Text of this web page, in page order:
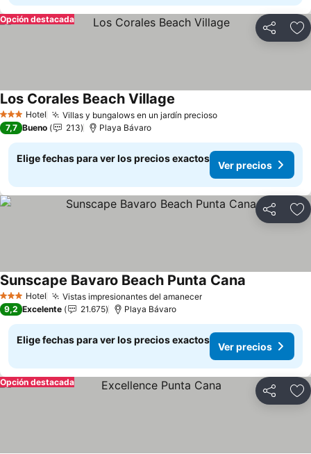
Compartir
Opción destacada
3 Estrellas
Hotel Villas y bungalows en un jardín precioso
Los Corales Beach Village
7,7 Bueno 213 Playa Bávaro
Elige fechas para ver los precios exactos
Ver precios
Compartir
3 Estrellas
Hotel Vistas impresionantes del amanecer
Sunscape Bavaro Beach Punta Cana
9,2 Excelente 21.675 Playa Bávaro
Elige fechas para ver los precios exactos
Ver precios
Compartir
Opción destacada